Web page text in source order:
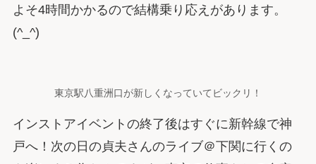
よそ4時間かかるので結構乗り応えがあります。
(^_^)
東京駅八重洲口が新しくなっていてビックリ！
インストアイベントの終了後はすぐに新幹線で神
戸へ！次の日の貞夫さんのライブ＠下関に行くの